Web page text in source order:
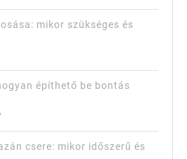
mikor szükséges és
építhető be bontás
csere: mikor időszerű és